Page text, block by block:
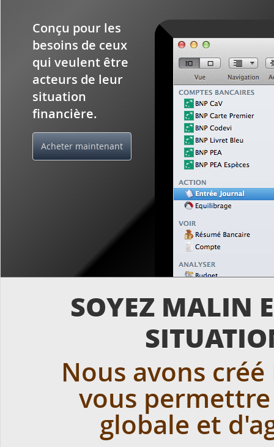
Conçu pour les
besoins de ceux
qui veulent être
acteurs de leur
situation
financière.
Acheter maintenant
SOYEZ MALIN
Nous avons
vous
globale et